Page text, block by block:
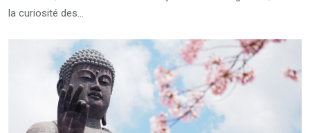
la curiosité des…